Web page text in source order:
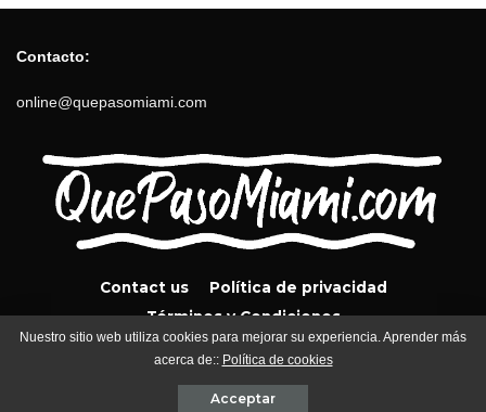
Contacto:
online@quepasomiami.com
Contact us
Política de privacidad
Términos y Condiciones
QuePasoMiami.com 2024
Nuestro sitio web utiliza cookies para mejorar su experiencia. Aprender más
acerca de:: Política de cookies
Acceptar